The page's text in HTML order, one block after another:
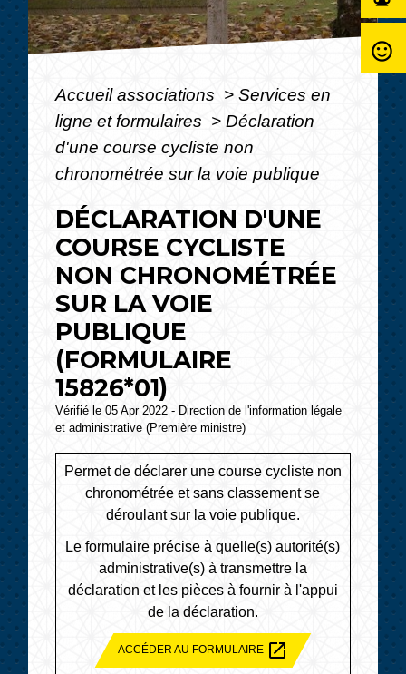
Accueil associations > Services en
ligne et formulaires > Déclaration
d'une course cycliste non
chronométrée sur la voie publique
DÉCLARATION D'UNE
COURSE CYCLISTE
NON CHRONOMÉTRÉE
SUR LA VOIE
PUBLIQUE
(FORMULAIRE
15826*01)
Vérifié le 05 Apr 2022 - Direction de l'information légale
et administrative (Première ministre)
Permet de déclarer une course cycliste non
chronométrée et sans classement se
déroulant sur la voie publique.
Le formulaire précise à quelle(s) autorité(s)
administrative(s) à transmettre la
déclaration et les pièces à fournir à l'appui
de la déclaration.
ACCÉDER AU FORMULAIRE open_in_new
sentiment_satisfied_alt